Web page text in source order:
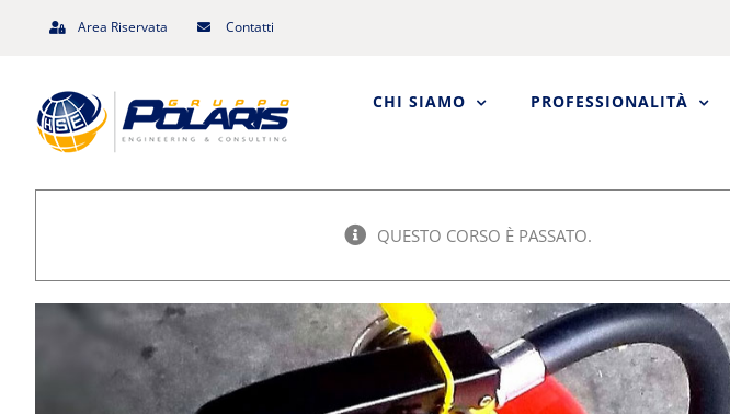
contenuto
Area Riservata Contatti
CHI SIAMO PROFESSIONALITÀ
QUESTO CORSO È PASSATO.